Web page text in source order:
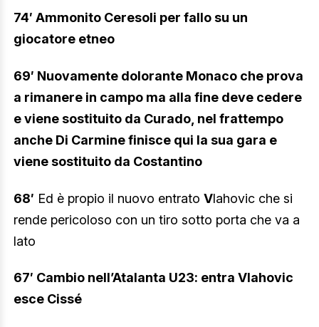
74′ Ammonito Ceresoli per fallo su un
giocatore etneo
69′ Nuovamente dolorante Monaco che prova
a rimanere in campo ma alla fine deve cedere
e viene sostituito da Curado, nel frattempo
anche Di Carmine finisce qui la sua gara e
viene sostituito da Costantino
68′ Ed è propio il nuovo entrato Vlahovic che si
rende pericoloso con un tiro sotto porta che va a
lato
67′ Cambio nell’Atalanta U23: entra Vlahovic
esce Cissé